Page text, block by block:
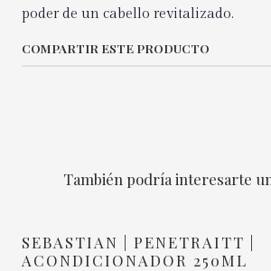
poder de un cabello revitalizado.
COMPARTIR ESTE PRODUCTO
También podría interesarte
SEBASTIAN | PENETRAITT |
ACONDICIONADOR 250ML